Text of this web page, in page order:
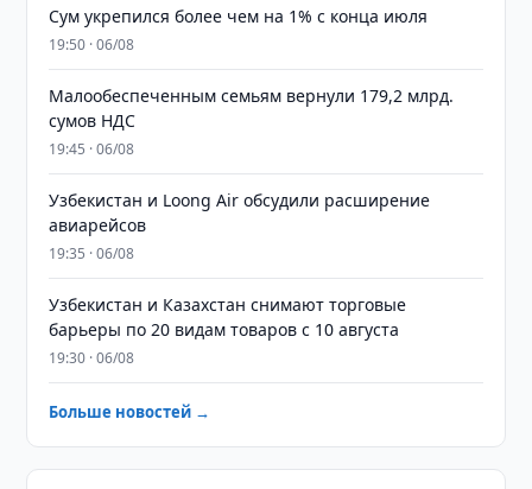
Сум укрепился более чем на 1% с конца июля
19:50 · 06/08
Малообеспеченным семьям вернули 179,2 млрд.
сумов НДС
19:45 · 06/08
Узбекистан и Loong Air обсудили расширение
авиарейсов
19:35 · 06/08
Узбекистан и Казахстан снимают торговые
барьеры по 20 видам товаров с 10 августа
19:30 · 06/08
Больше новостей →